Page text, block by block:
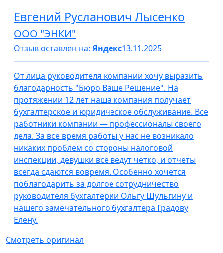
Евгений Русланович Лысенко
ООО "ЭНКИ"
Отзыв оставлен на: Яндекс13.11.2025
От лица руководителя компании хочу выразить
благодарность "Бюро Ваше Решение". На
протяжении 12 лет наша компания получает
бухгалтерское и юридическое обслуживание. Все
работники компании — профессионалы своего
дела. За всё время работы у нас не возникало
никаких проблем со стороны налоговой
инспекции, девушки всё ведут чётко, и отчёты
всегда сдаются вовремя. Особенно хочется
поблагодарить за долгое сотрудничество
руководителя бухгалтерии Ольгу Шульгину и
нашего замечательного бухгалтера Градову
Елену.
Смотреть оригинал